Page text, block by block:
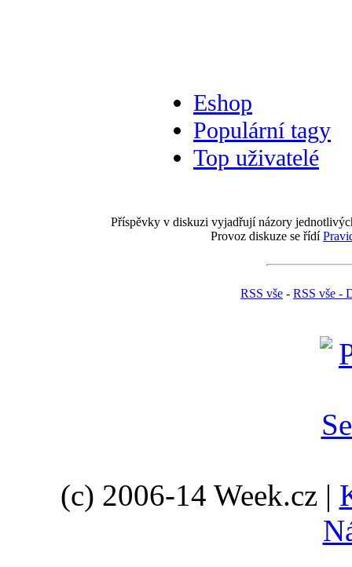
Eshop
Populární tagy
Top uživatelé
Příspěvky v diskuzi vyjadřují názory
Provoz diskuze se řídí
RSS vše - RSS vše -
(c) 2006-14 Week.cz |